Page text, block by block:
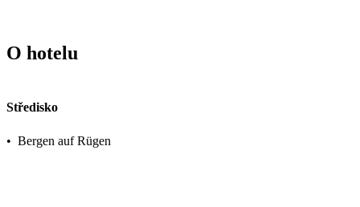
O hotelu
Středisko
• Bergen auf Rügen